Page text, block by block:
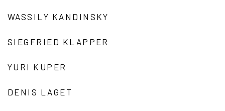
WASSILY KANDINSKY
SIEGFRIED KLAPPER
YURI KUPER
DENIS LAGET